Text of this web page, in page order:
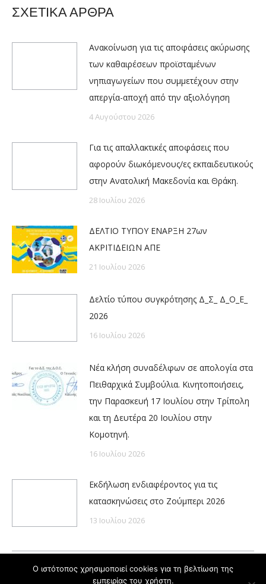
ΣΧΕΤΙΚΑ ΑΡΘΡΑ
Ανακοίνωση για τις αποφάσεις ακύρωσης
των καθαιρέσεων προϊσταμένων
νηπιαγωγείων που συμμετέχουν στην
απεργία-αποχή από την αξιολόγηση
4 Αυγούστου 2026
Για τις απαλλακτικές αποφάσεις που
αφορούν διωκόμενους/ες εκπαιδευτικούς
στην Ανατολική Μακεδονία και Θράκη.
28 Ιουλίου 2026
ΔΕΛΤΙΟ ΤΥΠΟΥ ΕΝΑΡΞΗ 27ων
ΑΚΡΙΤΙΔΕΙΩΝ ΑΠΕ
21 Ιουλίου 2026
Δελτίο τύπου συγκρότησης Δ_Σ_ Δ_Ο_Ε_
2026
16 Ιουλίου 2026
Νέα κλήση συναδέλφων σε απολογία στα
Πειθαρχικά Συμβούλια. Κινητοποιήσεις,
την Παρασκευή 17 Ιουλίου στην Τρίπολη
και τη Δευτέρα 20 Ιουλίου στην
Κομοτηνή.
16 Ιουλίου 2026
Εκδήλωση ενδιαφέροντος για τις
κατασκηνώσεις στο Ζούμπερι 2026
13 Ιουλίου 2026
Ο ιστότοπος χρησιμοποιεί cookies για τη βελτίωση της
εμπειρίας του χρήστη.